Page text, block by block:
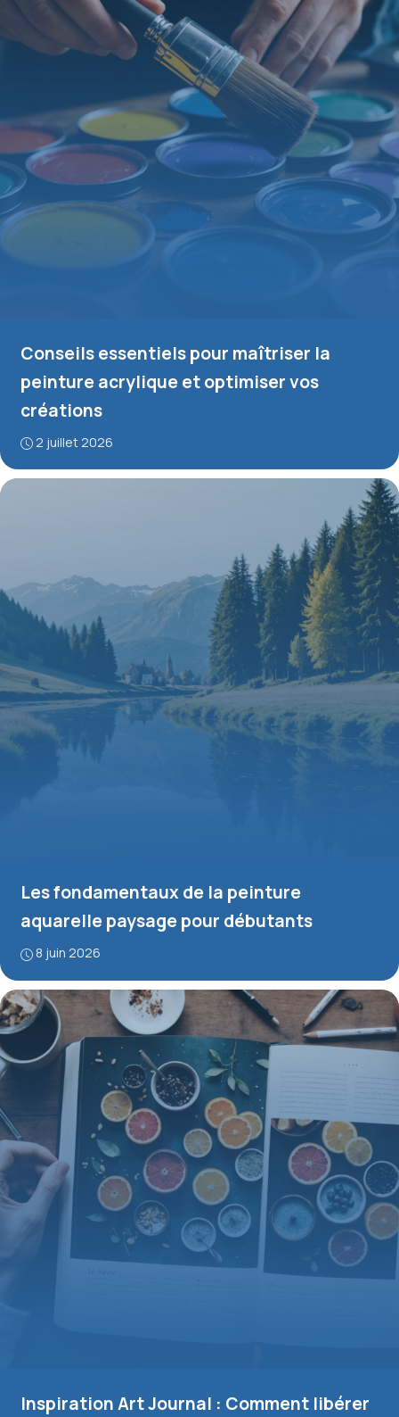
Conseils essentiels pour maîtriser la
peinture acrylique et optimiser vos
créations
2 juillet 2026
Les fondamentaux de la peinture
aquarelle paysage pour débutants
8 juin 2026
Inspiration Art Journal : Comment libérer